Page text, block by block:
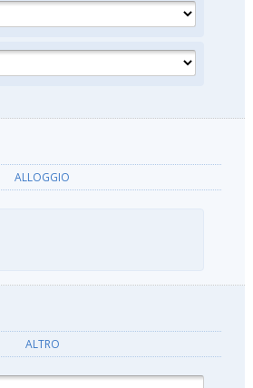
ALLOGGIO
ALTRO